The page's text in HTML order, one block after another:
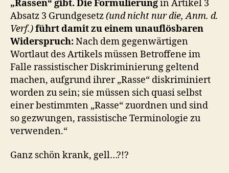
„Rassen“ gibt. Die Formulierungin Artikel 3
Absatz 3 Grundgesetz(und nicht nur die, Anm. d.
Verf.)führt damit zu einem unauflösbaren
Widerspruch:Nach dem gegenwärtigen
Wortlaut des Artikels müssen Betroffene im
Falle rassistischer Diskriminierung geltend
machen, aufgrund ihrer „Rasse“ diskriminiert
worden zu sein; sie müssen sich quasi selbst
einer bestimmten „Rasse“ zuordnen und sind
so gezwungen, rassistische Terminologie zu
verwenden.“
Ganz schön krank, gell…?!?